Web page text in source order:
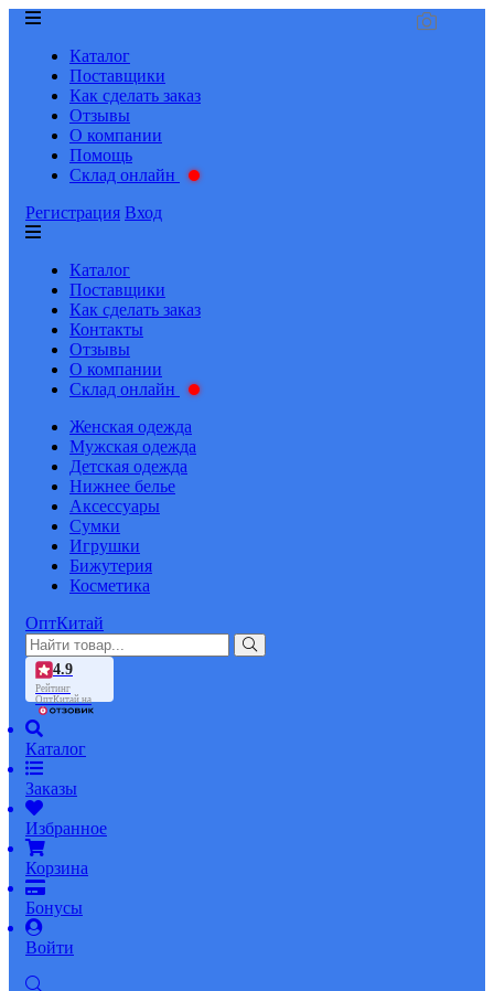
Каталог
Поставщики
Как сделать заказ
Отзывы
О компании
Помощь
Склад онлайн
Регистрация Вход
Каталог
Поставщики
Как сделать заказ
Контакты
Отзывы
О компании
Склад онлайн
Женская одежда
Мужская одежда
Детская одежда
Нижнее белье
Аксессуары
Сумки
Игрушки
Бижутерия
Косметика
ОптКитай
4.9
Рейтинг
ОптКитай на
Каталог
Заказы
Избранное
Корзина
Бонусы
Войти